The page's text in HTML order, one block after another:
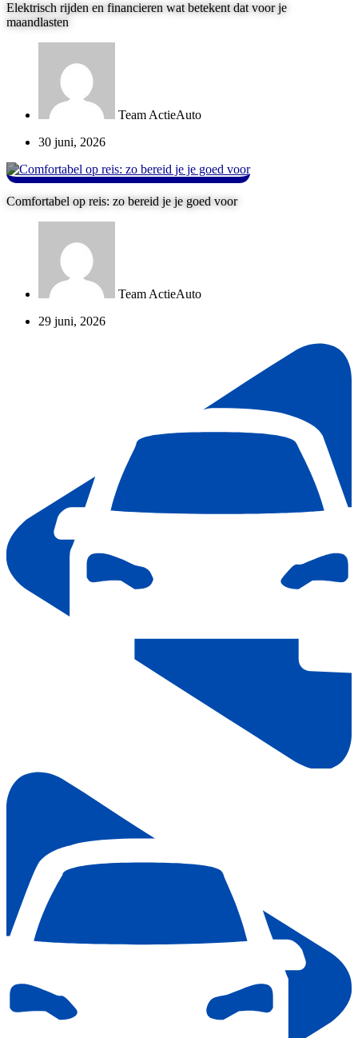
Elektrisch rijden en financieren wat betekent dat voor je
maandlasten
Team ActieAuto
30 juni, 2026
Comfortabel op reis: zo bereid je je goed voor
Team ActieAuto
29 juni, 2026